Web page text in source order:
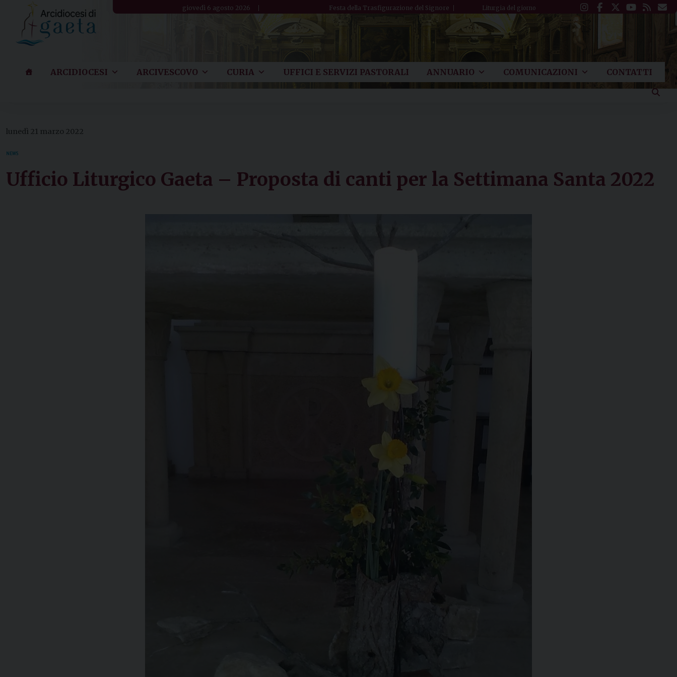
content
giovedì 6 agosto 2026 Festa della Trasfigurazione del Signore Liturgia del giorno
ARCIDIOCESI ARCIVESCOVO CURIA UFFICI E SERVIZI PASTORALI ANNUARIO COMUNICAZIONI CONTATTI
lunedì 21 marzo 2022
NEWS
Ufficio Liturgico Gaeta – Proposta di canti per la Settimana Santa 2022